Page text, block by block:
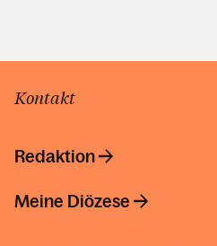
Kontakt
Redaktion
Meine Diözese